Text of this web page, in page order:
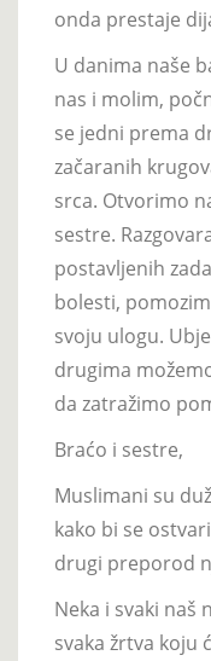
onda prestaje
U danima naše
nas i molim,
se jedni prema
začaranih
srca. Otvorimo
sestre.
postavljenih
bolesti,
svoju ulogu.
drugima
da zatražimo
Braćo i sestre,
Muslimani su
kako bi se
drugi preporod
Neka i svaki naš
svaka žrtva koju